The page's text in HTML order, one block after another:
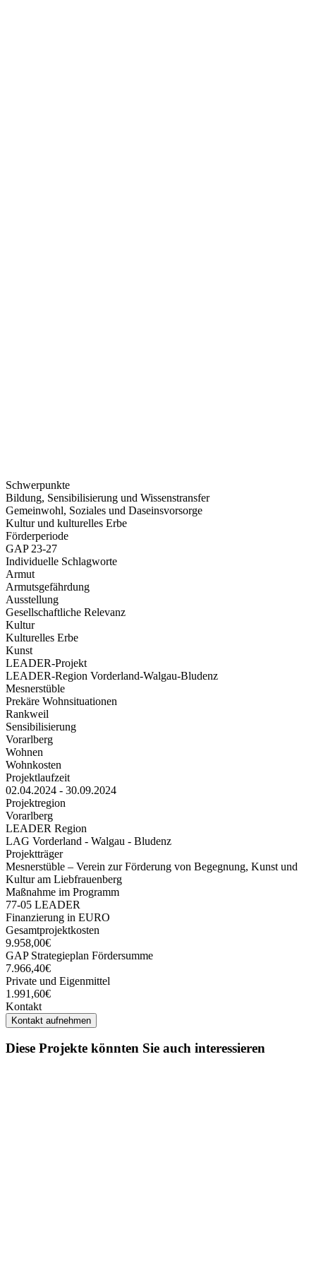
Schwerpunkte
Bildung, Sensibilisierung und Wissenstransfer
Gemeinwohl, Soziales und Daseinsvorsorge
Kultur und kulturelles Erbe
Förderperiode
GAP 23-27
Individuelle Schlagworte
Armut
Armutsgefährdung
Ausstellung
Gesellschaftliche Relevanz
Kultur
Kulturelles Erbe
Kunst
LEADER-Projekt
LEADER-Region Vorderland-Walgau-Bludenz
Mesnerstüble
Prekäre Wohnsituationen
Rankweil
Sensibilisierung
Vorarlberg
Wohnen
Wohnkosten
Projektlaufzeit
02.04.2024 - 30.09.2024
Projektregion
Vorarlberg
LEADER Region
LAG Vorderland - Walgau - Bludenz
Projektträger
Mesnerstüble – Verein zur Förderung von Begegnung, Kunst und
Kultur am Liebfrauenberg
Maßnahme im Programm
77-05 LEADER
Finanzierung in EURO
Gesamtprojektkosten
9.958,00€
GAP Strategieplan Fördersumme
7.966,40€
Private und Eigenmittel
1.991,60€
Kontakt
Kontakt aufnehmen
Diese Projekte könnten Sie auch interessieren